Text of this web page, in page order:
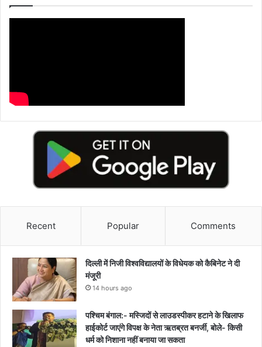
Recent Popular Comments
दिल्ली में निजी विश्वविद्यालयों के विधेयक को कैबिनेट ने दी
मंजूरी
14 hours ago
पश्चिम बंगाल:- मस्जिदों से लाउडस्पीकर हटाने के खिलाफ
हाईकोर्ट जाएंगे विपक्ष के नेता ऋतब्रत बनर्जी, बोले- किसी
धर्म को निशाना नहीं बनाया जा सकता